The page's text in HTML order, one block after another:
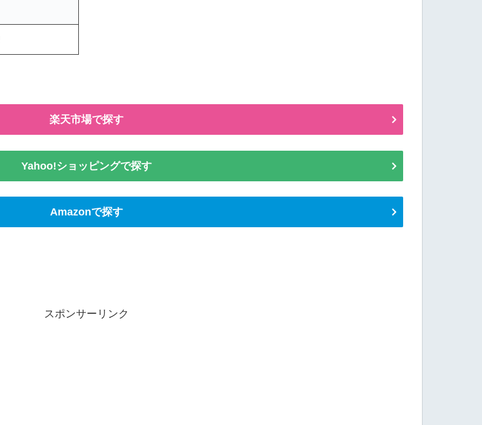
楽天市場で探す
Yahoo!ショッピングで探す
Amazonで探す
スポンサーリンク